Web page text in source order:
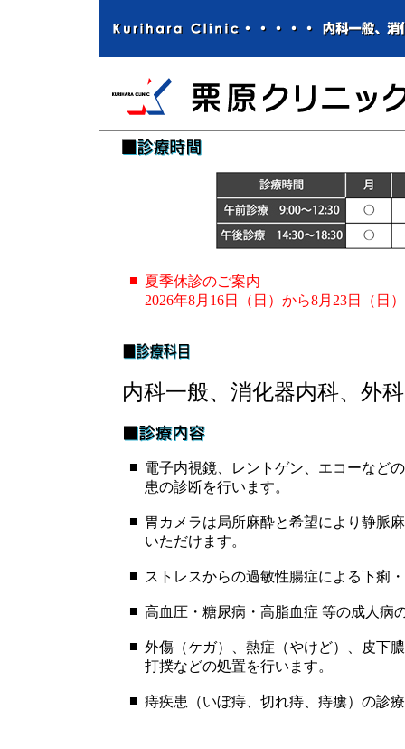
■ 夏季休診のご案内
2026年8月16日（日）から8月23日（日
内科一般、消化器内科、外
■ 電子内視鏡、レントゲン、エコーなど
患の診断を行います。
■ 胃カメラは局所麻酔と希望により静脈
いただけます。
■ ストレスからの過敏性腸症による下痢
■ 高血圧・糖尿病・高脂血症 等の成人病
■ 外傷（ケガ）、熱症（やけど）、皮下
打撲などの処置を行います。
■ 痔疾患（いぼ痔、切れ痔、痔瘻）の診